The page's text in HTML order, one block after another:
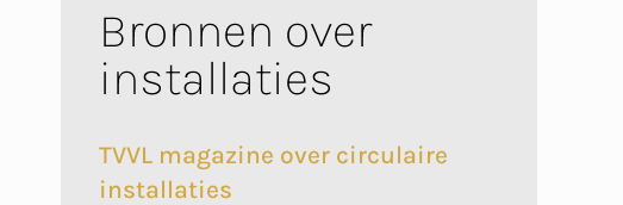
Bronnen over
installaties
TVVL magazine over circulaire
installaties